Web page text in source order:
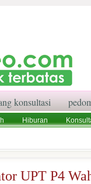
konsultasi
Hiburan
UPT P4